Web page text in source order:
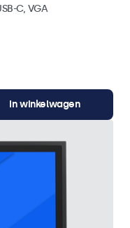
C, VGA
In winkelwagen